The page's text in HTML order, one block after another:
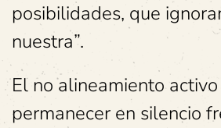
posibilidades, que
nuestra”.
El no alineamiento
permanecer en silencio